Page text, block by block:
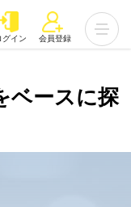
グイン 会員登録
ベースに探